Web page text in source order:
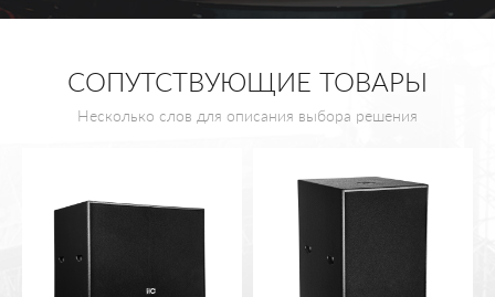
СОПУТСТВУЮЩИЕ ТОВАРЫ
Несколько слов для описания выбора решения